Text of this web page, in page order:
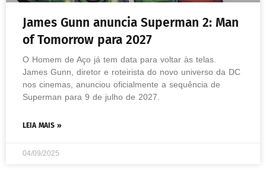
James Gunn anuncia Superman 2: Man
of Tomorrow para 2027
O Homem de Aço já tem data para voltar às telas.
James Gunn, diretor e roteirista do novo universo da DC
nos cinemas, anunciou oficialmente a sequência de
Superman para 9 de julho de 2027.
LEIA MAIS »
04/09/2025